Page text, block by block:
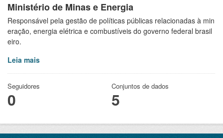
Ministério de Minas e Energia
Responsável pela gestão de políticas públicas relacionadas à min
eração, energia elétrica e combustíveis do governo federal brasil
eiro.
Leia mais
Seguidores
0
Conjuntos de dados
5